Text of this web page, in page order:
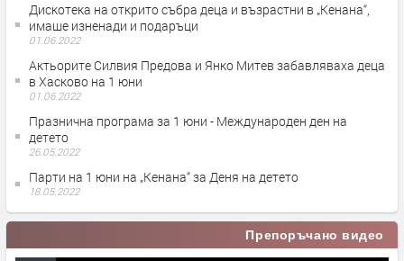
Дискотека на открито събра деца и възрастни в „Кенана“,
имаше изненади и подаръци
01.06.2022
Актьорите Силвия Предова и Янко Митев забавляваха деца
в Хасково на 1 юни
01.06.2022
Празнична програма за 1 юни - Международен ден на
детето
26.05.2022
Парти на 1 юни на „Кенана“ за Деня на детето
18.05.2022
Препоръчано видео